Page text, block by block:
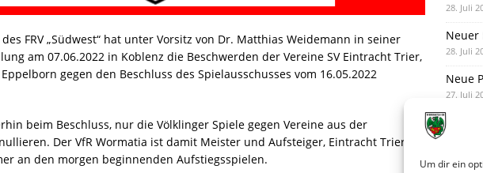
Um dir ein
FRV „Südwest“ hat unter Vorsitz von Dr. Matthias Weidemann in seiner
am 07.06.2022 in Koblenz die Beschwerden der Vereine SV Eintracht Trier,
Eppelborn gegen den Beschluss des Spielausschusses vom 16.05.2022
beim Beschluss, nur die Völklinger Spiele gegen Vereine aus der
Der VfR Wormatia ist damit Meister und Aufsteiger, Eintracht Trier als
an den morgen beginnenden Aufstiegsspielen.
28. Juli
Neuer
28. Juli
Neue
27. Juli